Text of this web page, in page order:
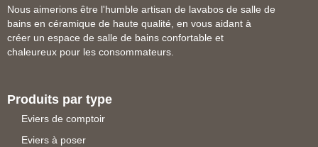
Nous aimerions être l'humble artisan de lavabos de salle de
bains en céramique de haute qualité, en vous aidant à
créer un espace de salle de bains confortable et
chaleureux pour les consommateurs.
Produits par type
Eviers de comptoir
Eviers à poser